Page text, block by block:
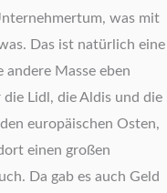
was mit
Das ist natürlich eine
Masse eben
Lidl, die Aldis und die
europäischen Osten,
einen großen
Da gab es auch Geld